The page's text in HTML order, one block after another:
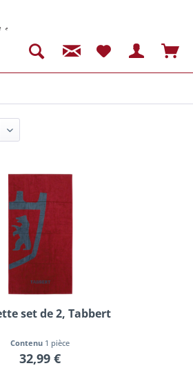
set de 2, Tabbert
Contenu 1 pièce
32,99 €